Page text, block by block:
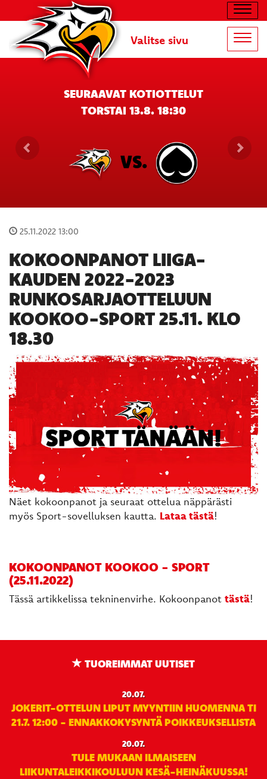
Valitse sivu
SEURAAVAT KOTIOTTELUT
TORSTAI 13.8. 18:30
VS.
25.11.2022 13:00
KOKOONPANOT LIIGA-
KAUDEN 2022-2023
RUNKOSARJAOTTELUUN
KOOKOO-SPORT 25.11. KLO
18.30
Näet kokoonpanot ja seuraat ottelua näppärästi
myös Sport-sovelluksen kautta. Lataa tästä!
KOKOONPANOT KOOKOO - SPORT
(25.11.2022)
Tässä artikkelissa tekninenvirhe. Kokoonpanot tästä!
TUOREIMMAT UUTISET
20.07.
JOKERIT-OTTELUN LIPUT MYYNTIIN HUOMENNA TI
21.7. 12:00 - ENNAKKOKYSYNTÄ POIKKEUKSELLISTA
20.07.
TULE MUKAAN ILMAISEEN
LIIKUNTALEIKKIKOULUUN KESÄ-HEINÄKUUSSA!